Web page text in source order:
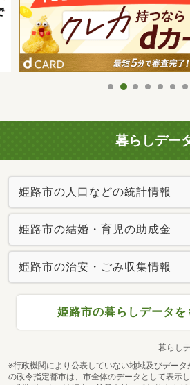
暮らしデー
姫路市の人口などの統計情報
姫路市の結婚・育児の助成金
姫路市の治安・ごみ収集情報
姫路市の暮らしデータを
暮らし
※行政機関により公表していない地域及びデー
の政令指定都市は、市全体のデータとして表示し